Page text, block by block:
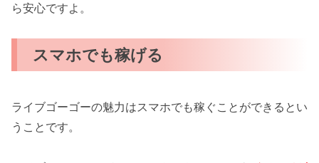
ら安心ですよ。
スマホでも稼げる
ライブゴーゴーの魅力はスマホでも稼ぐことができるとい
うことです。